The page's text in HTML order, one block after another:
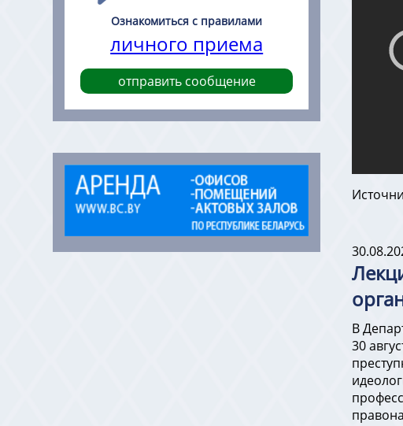
Ознакомиться с правилами
личного приема
отправить сообщение
В
30